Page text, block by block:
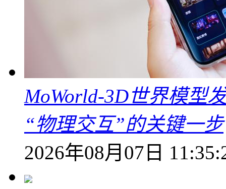
MoWorld-3D世界模型
“物理交互”的关键一步
2026年08月07日